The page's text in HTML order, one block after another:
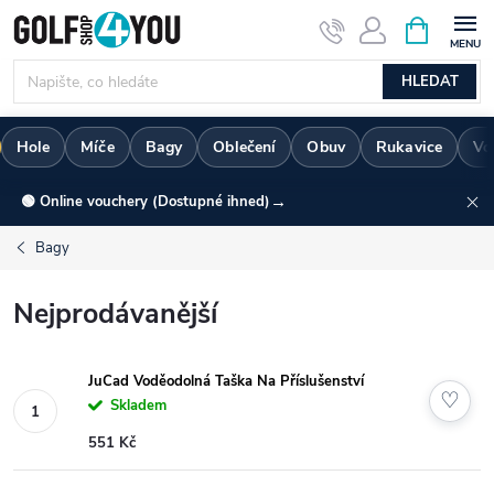
Přejít
na
obsah
HLEDAT
NÁKUPNÍ
KOŠÍK
Hole Míče Bagy Oblečení Obuv Rukavice
🟢 Online vouchery (Dostupné ihned) →
Bagy
Nejprodávanější
JuCad Voděodolná Taška Na Příslušenství
Skladem
551 Kč
♡